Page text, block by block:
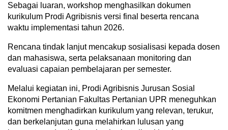
Sebagai luaran, workshop menghasilkan dokumen
kurikulum Prodi Agribisnis versi final beserta rencana
waktu implementasi tahun 2026.
Rencana tindak lanjut mencakup sosialisasi kepada dosen
dan mahasiswa, serta pelaksanaan monitoring dan
evaluasi capaian pembelajaran per semester.
Melalui kegiatan ini, Prodi Agribisnis Jurusan Sosial
Ekonomi Pertanian Fakultas Pertanian UPR meneguhkan
komitmen menghadirkan kurikulum yang relevan, terukur,
dan berkelanjutan guna melahirkan lulusan yang